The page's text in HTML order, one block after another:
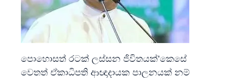
පොහොසත් රටක් ලස්සන ජිවිතයක්’කෙසේ
වෙතත් ඒකාධිපති ආඥාදායක පාලනයක් නම්